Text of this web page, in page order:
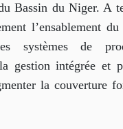
Bassin du Niger. A
l’ensablement
systèmes de
gestion intégrée et
la couverture